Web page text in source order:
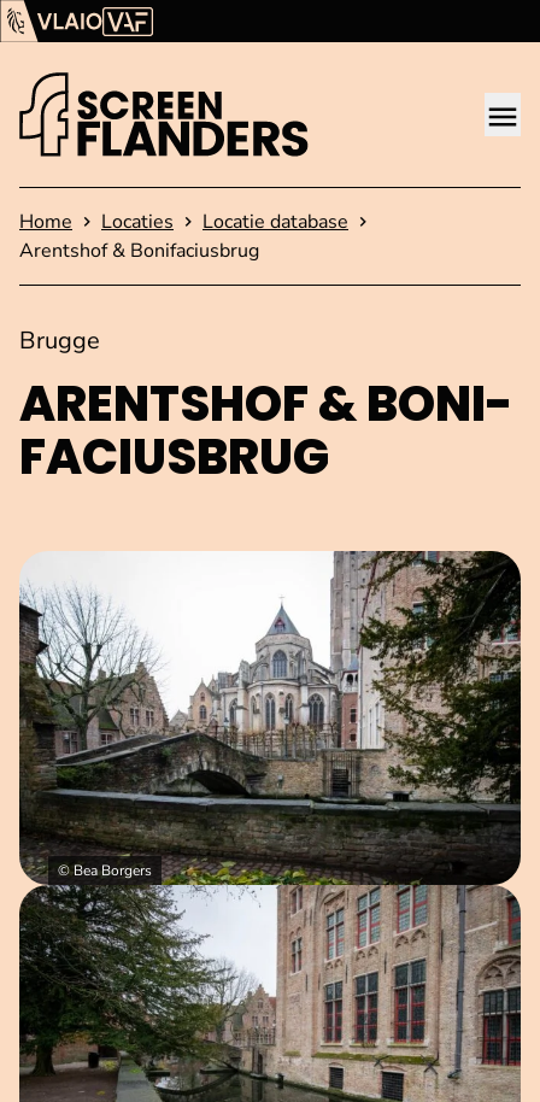
Ga verder naar de inhoud
Vlaams Audiovisueel Fonds (VAF)
Startpagina
Home Locaties
Locatie database
Arentshof & Bonifaciusbrug
ARENTSHOF & BO­NI­
FA­CI­US­BRUG
Brugge
Open afbeelding in popup
© Bea Borgers
Open afbeelding in popup